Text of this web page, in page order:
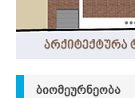
ᲑᲘᲝᲛᲔᲣᲠᲜᲔᲝᲑᲐ